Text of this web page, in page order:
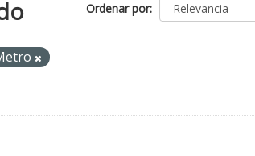
Ordenar por